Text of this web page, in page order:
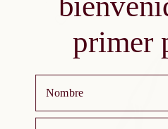
UNITARIO
primer